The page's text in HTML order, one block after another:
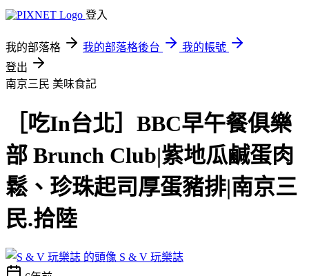
登入
我的部落格 我的部落格後台
我的帳號
登出
南京三民 美味食記
［吃In台北］BBC早午餐俱樂
部 Brunch Club|紫地瓜鹹蛋肉
鬆、珍珠起司厚蛋豬排|南京三
民.拾陸
S & V 玩樂誌